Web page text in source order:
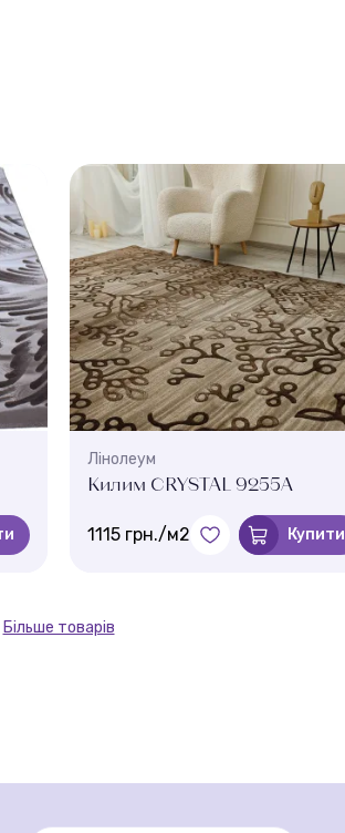
Лінолеум
Килим CRYSTAL 9255A
1115 грн./м2 Купити
Більше товарів